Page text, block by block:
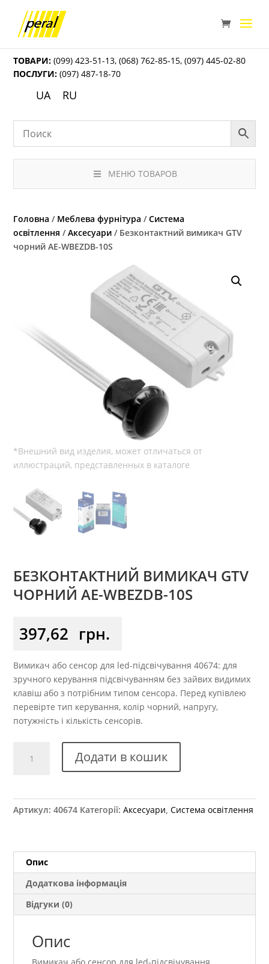
ТОВАРИ: (099) 423-51-13,(068) 762-85-15,(097) 445-02-80
ПОСЛУГИ: (097) 487-18-70
UA RU
МЕНЮ ТОВАРОВ
Головна / Меблева фурнітура /Система
освітлення /Аксесуари / Безконтактний вимикач GTV
чорний AE-WBEZDB-10S
БЕЗКОНТАКТНИЙ ВИМИКАЧ GTV
ЧОРНИЙ AE-WBEZDB-10S
397,62 грн.
Вимикач або сенсор для led-підсвічування 40674: для
зручного керування підсвічуванням без зайвих видимих
клавіш або з потрібним типом сенсора. Перед купівлею
перевірте тип керування, колір чорний, напругу,
потужність і кількість сенсорів.
вимикач
WBEZDB-
Додати в кошик
Артикул:40674 Категорії:Аксесуари,Система освітлення
Опис
Додаткова інформація
Відгуки (0)
Опис